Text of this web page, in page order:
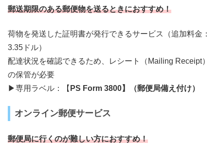
郵送期限のある郵便物を送るときにおすすめ！
荷物を発送した証明書が発行できるサービス（追加料金：
3.35ドル）
配達状況を確認できるため、レシート（Mailing Receipt）
の保管が必要
▶︎専用ラベル：【 PS Form 3800】（郵便局備え付け）
オンライン郵便サービス
郵便局に行くのが難しい方におすすめ！